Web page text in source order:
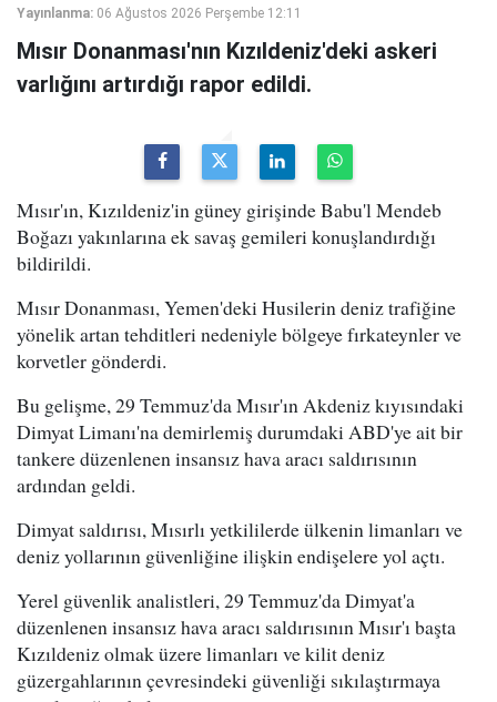
Yayınlanma: 06 Ağustos 2026 Perşembe 12:11
Mısır Donanması'nın Kızıldeniz'deki askeri
varlığını artırdığı rapor edildi.
Mısır'ın, Kızıldeniz'in güney girişinde Babu'l Mendeb
Boğazı yakınlarına ek savaş gemileri konuşlandırdığı
bildirildi.
Mısır Donanması, Yemen'deki Husilerin deniz trafiğine
yönelik artan tehditleri nedeniyle bölgeye fırkateynler ve
korvetler gönderdi.
Bu gelişme, 29 Temmuz'da Mısır'ın Akdeniz kıyısındaki
Dimyat Limanı'na demirlemiş durumdaki ABD'ye ait bir
tankere düzenlenen insansız hava aracı saldırısının
ardından geldi.
Dimyat saldırısı, Mısırlı yetkililerde ülkenin limanları ve
deniz yollarının güvenliğine ilişkin endişelere yol açtı.
Yerel güvenlik analistleri, 29 Temmuz'da Dimyat'a
düzenlenen insansız hava aracı saldırısının Mısır'ı başta
Kızıldeniz olmak üzere limanları ve kilit deniz
güzergahlarının çevresindeki güvenliği sıkılaştırmaya